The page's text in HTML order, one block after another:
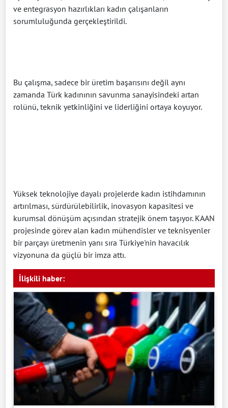
ve entegrasyon hazırlıkları kadın çalışanların
sorumluluğunda gerçekleştirildi.
Bu çalışma, sadece bir üretim başarısını değil aynı
zamanda Türk kadınının savunma sanayisindeki artan
rolünü, teknik yetkinliğini ve liderliğini ortaya koyuyor.
Yüksek teknolojiye dayalı projelerde kadın istihdamının
artırılması, sürdürülebilirlik, inovasyon kapasitesi ve
kurumsal dönüşüm açısından stratejik önem taşıyor. KAAN
projesinde görev alan kadın mühendisler ve teknisyenler
bir parçayı üretmenin yanı sıra Türkiye'nin havacılık
vizyonuna da güçlü bir imza attı.
İlişkili haber: